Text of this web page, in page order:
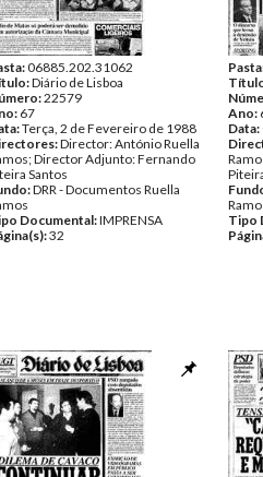
06885.202.31062
Diário de Lisboa
22579
67
Terça, 2 de Fevereiro de 1988
Director: António Ruella
Director Adjunto: Fernando
Santos
DRR - Documentos Ruella
Documental:IMPRENSA
32
Ano:
Data:
Tipo